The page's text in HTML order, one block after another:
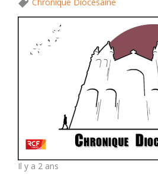
Chronique Diocésaine
Il y a 2 ans